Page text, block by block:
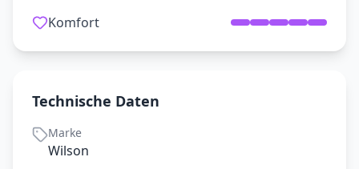
Komfort
Technische Daten
Marke
Wilson